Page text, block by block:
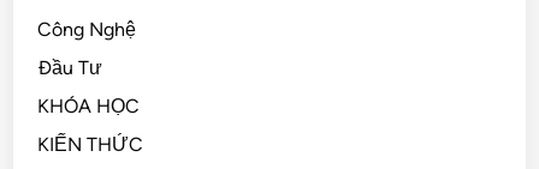
Công Nghệ
Đầu Tư
KHÓA HỌC
KIẾN THỨC